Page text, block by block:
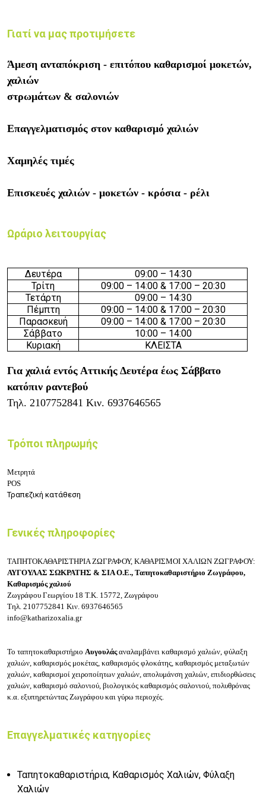
Γιατί να μας προτιμήσετε
Άμεση ανταπόκριση - επιτόπου καθαρισμοί μοκετών,
χαλιών
στρωμάτων & σαλονιών
Επαγγελματισμός στον καθαρισμό χαλιών
Χαμηλές τιμές
Επισκευές χαλιών - μοκετών - κρόσια - ρέλι
Ωράριο λειτουργίας
Δευτέρα
09:00 – 14:30
Τρίτη
09:00 – 14:00 & 17:00 – 20:30
Τετάρτη
09:00 – 14:30
Πέμπτη
09:00 – 14:00 & 17:00 – 20:30
Παρασκευή
09:00 – 14:00 & 17:00 – 20:30
Σάββατο
10:00 – 14:00
Κυριακή
ΚΛΕΙΣΤΑ
Για χαλιά εντός Αττικής Δευτέρα έως Σάββατο
κατόπιν ραντεβού
Τηλ. 2107752841 Κιν. 6937646565
Τρόποι πληρωμής
Μετρητά
POS
Τραπεζική κατάθεση
Γενικές πληροφορίες
ΤΑΠΗΤΟΚΑΘΑΡΙΣΤΗΡΙΑ ΖΩΓΡΑΦΟΥ, ΚΑΘΑΡΙΣΜΟΙ ΧΑΛΙΩΝ ΖΩΓΡΑΦΟΥ:
ΑΥΓΟΥΛΑΣ ΣΩΚΡΑΤΗΣ & ΣΙΑ Ο.Ε., Ταπητοκαθαριστήριο Ζωγράφου,
Καθαρισμός χαλιού
Ζωγράφου Γεωργίου 18 Τ.Κ. 15772, Ζωγράφου
Τηλ. 2107752841 Κιν. 6937646565
info@katharizoxalia.gr
Το ταπητοκαθαριστήριο Αυγουλάςαναλαμβάνει καθαρισμό χαλιών, φύλαξη
χαλιών, καθαρισμός μοκέτας, καθαρισμός φλοκάτης, καθαρισμός μεταξωτών
χαλιών, καθαρισμοί χειροποίητων χαλιών, απολυμάνση χαλιών, επιδιορθώσεις
χαλιών, καθαρισμό σαλονιού, βιολογικός καθαρισμός σαλονιού, πολυθρόνας
κ.α. εξυπηρετώντας Ζωγράφου και γύρω περιοχές.
Επαγγελματικές κατηγορίες
Ταπητοκαθαριστήρια, Καθαρισμός Χαλιών, Φύλαξη
Χαλιών